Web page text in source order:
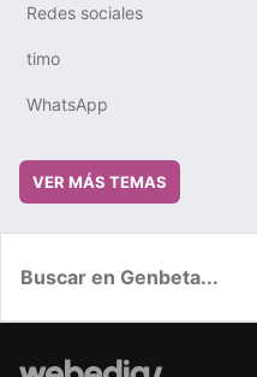
Redes sociales
timo
WhatsApp
VER MÁS TEMAS